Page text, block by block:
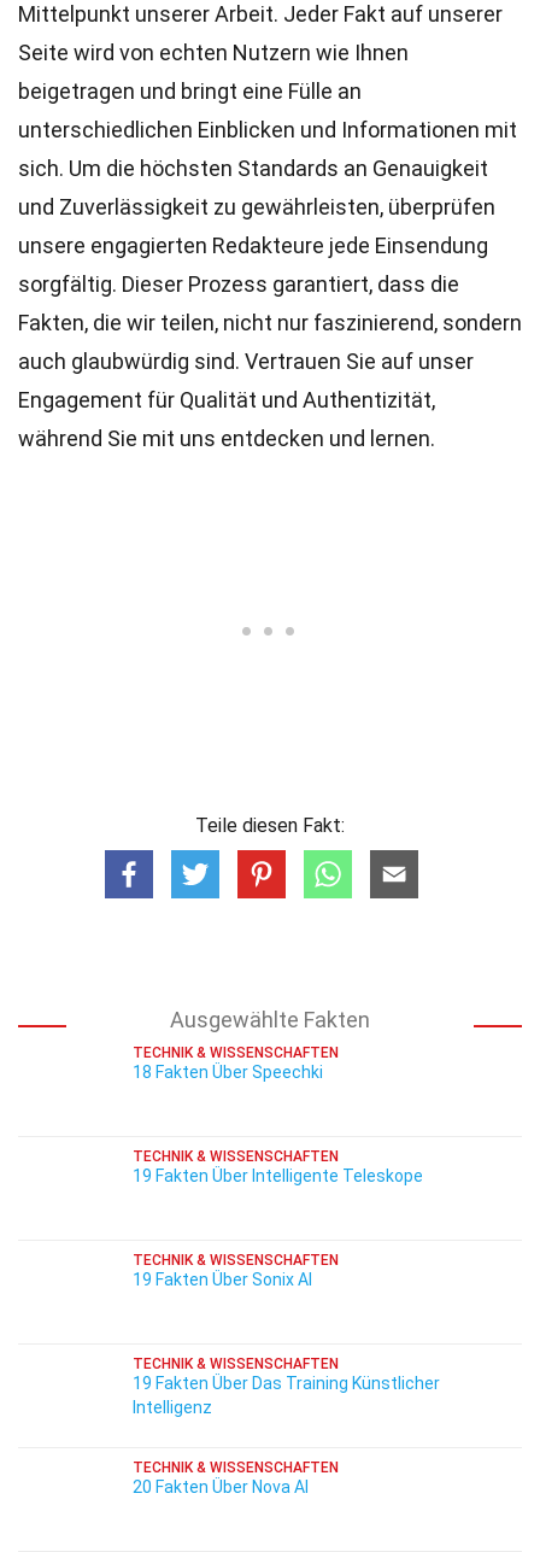
Mittelpunkt unserer Arbeit. Jeder Fakt auf unserer
Seite wird von echten Nutzern wie Ihnen
beigetragen und bringt eine Fülle an
unterschiedlichen Einblicken und Informationen mit
sich. Um die höchsten Standards an Genauigkeit
und Zuverlässigkeit zu gewährleisten, überprüfen
unsere engagierten Redakteure jede Einsendung
sorgfältig. Dieser Prozess garantiert, dass die
Fakten, die wir teilen, nicht nur faszinierend, sondern
auch glaubwürdig sind. Vertrauen Sie auf unser
Engagement für Qualität und Authentizität,
während Sie mit uns entdecken und lernen.
Teile diesen Fakt:
Ausgewählte Fakten
TECHNIK & WISSENSCHAFTEN
18 Fakten Über Speechki
TECHNIK & WISSENSCHAFTEN
19 Fakten Über Intelligente Teleskope
TECHNIK & WISSENSCHAFTEN
19 Fakten Über Sonix AI
TECHNIK & WISSENSCHAFTEN
19 Fakten Über Das Training Künstlicher
Intelligenz
TECHNIK & WISSENSCHAFTEN
20 Fakten Über Nova AI